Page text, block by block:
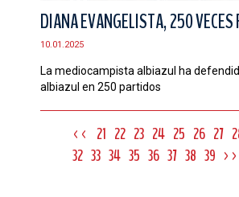
DIANA EVANGELISTA, 250 VECES
10.01.2025
La mediocampista albiazul ha
albiazul en 250 partidos
<< 21 22 23 24 25 26 27
32 33 34 35 36 37 38 39 >>